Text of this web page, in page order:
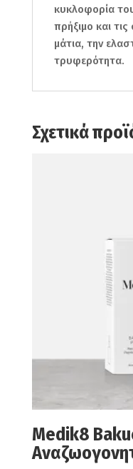
κυκλοφορία
πρήξιμο και
μάτια, την
τρυφερότητα.
Σχετικά
Medik8